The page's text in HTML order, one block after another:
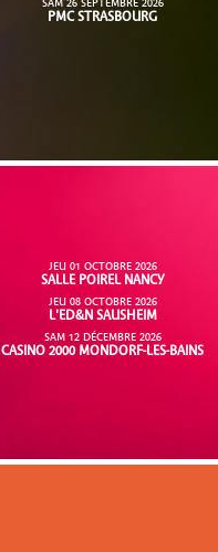
SAM 26 SEPTEMBRE 2026
PMC STRASBOURG
JEU 01 OCTOBRE 2026
SALLE POIREL NANCY
JEU 08 OCTOBRE 2026
L'ED&N SAUSHEIM
SAM 12 DÉCEMBRE 2026
CASINO 2000 MONDORF-LES-BAINS